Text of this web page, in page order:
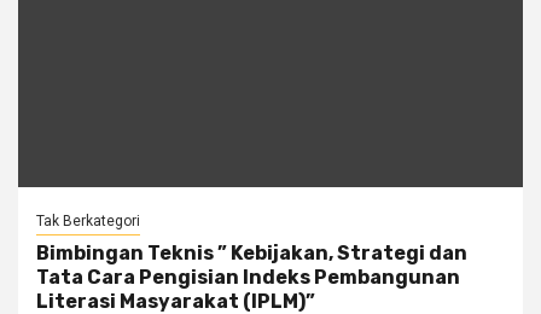
Tak Berkategori
Bimbingan Teknis ” Kebijakan, Strategi dan
Tata Cara Pengisian Indeks Pembangunan
Literasi Masyarakat (IPLM)”